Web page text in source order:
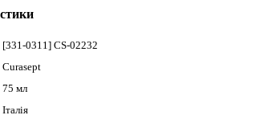
[331-0311] CS-02232
Curasept
75 мл
Італія